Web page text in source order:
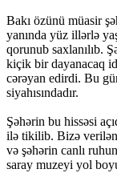
Bakı özünü müasir
yanında yüz illərlə
qorunub saxlanılıb.
kiçik bir dayanacaq
cərəyan edirdi. Bu
siyahısındadır.
Şəhərin bu hissəsi
ilə tikilib. Bizə verilən
və şəhərin canlı
saray muzeyi yol